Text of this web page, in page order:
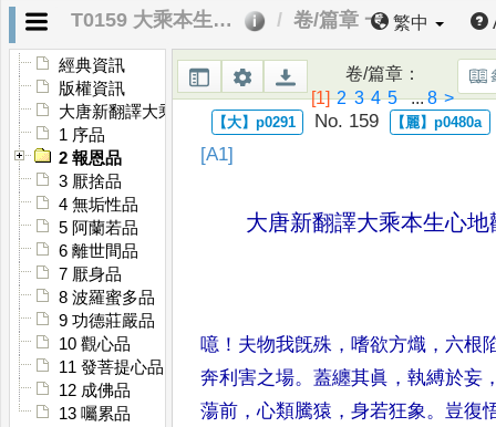
T0159 大乘本生心地觀經 卷/篇章 一 繁中
經典資訊
版權資訊
大唐新翻譯大乘本生心地觀經序
1 序品
2 報恩品
3 厭捨品
4 無垢性品
5 阿蘭若品
6 離世間品
7 厭身品
8 波羅蜜多品
9 功德莊嚴品
10 觀心品
11 發菩提心品
12 成佛品
13 囑累品
卷/篇章：
[1] 2 3 4 5...8 >
No. 159
[A1]
大唐新翻譯大乘本生心地
噫 ！ 夫物我旣殊 ，嗜欲方熾 ， 六根
奔利害之場。蓋纏其眞 ，執縛於妄
蕩前 ，心類騰猿 ，身若狂象。 豈復